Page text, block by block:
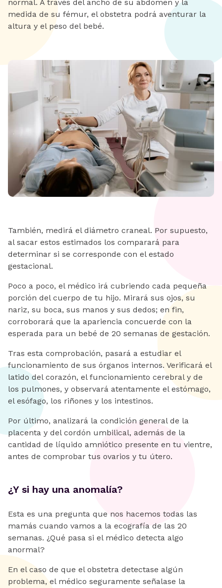
normal. A través del ancho de su abdomen y la
medida de su fémur, el obstetra podrá aventurar la
altura y el peso del bebé.
También, medirá el diámetro craneal. Por supuesto,
al sacar estos estimados los comparará para
determinar si se corresponde con el estado
gestacional.
Poco a poco, el médico irá cubriendo cada pequeña
porción del cuerpo de tu hijo. Mirará sus ojos, su
nariz, su boca, sus manos y sus dedos; en fin,
corroborará que la apariencia concuerde con la
esperada para un bebé de 20 semanas de gestación.
Tras esta comprobación, pasará a estudiar el
funcionamiento de sus órganos internos. Verificará el
latido del corazón, el funcionamiento cerebral y de
los pulmones, y observará atentamente el estómago,
el esófago, los riñones y los intestinos.
Por último, analizará la condición general de la
placenta y del cordón umbilical, además de la
cantidad de líquido amniótico presente en tu vientre,
antes de comprobar tus ovarios y tu útero.
¿Y si hay una anomalía?
Esta es una pregunta que nos hacemos todas las
mamás cuando vamos a la ecografía de las 20
semanas. ¿Qué pasa si el médico detecta algo
anormal?
En el caso de que el obstetra detectase algún
problema, el médico seguramente señalase la